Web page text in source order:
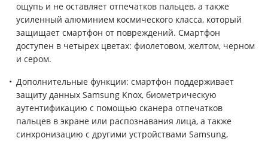
ощупь и не оставляет отпечатков пальцев, а также
усиленный алюминием космического класса, который
защищает смартфон от повреждений. Смартфон
доступен в четырех цветах: фиолетовом, желтом, черном
и сером.
Дополнительные функции: смартфон поддерживает
защиту данных Samsung Knox, биометрическую
аутентификацию с помощью сканера отпечатков
пальцев в экране или распознавания лица, а также
синхронизацию с другими устройствами Samsung,